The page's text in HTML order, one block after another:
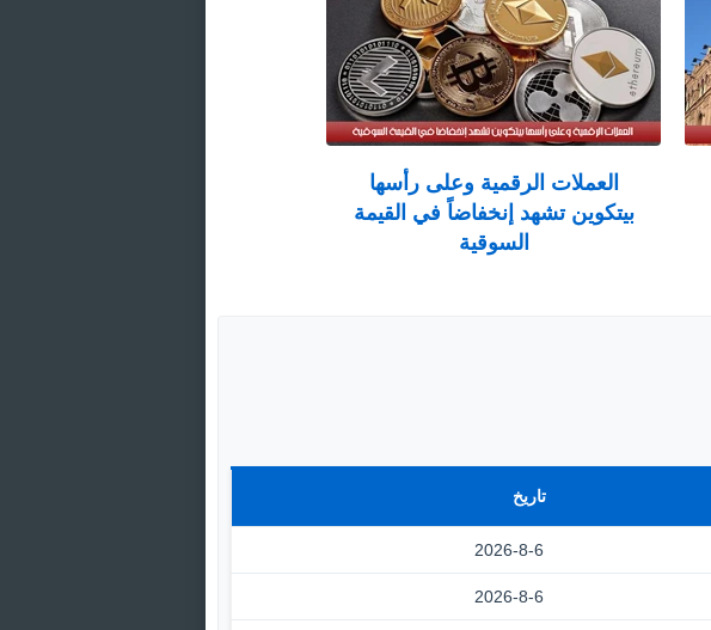
العملات الرقمية وعلى رأسها
بيتكوين تشهد إنخفاضاً في القيمة
السوقية
تاريخ
2026-8-6
2026-8-6